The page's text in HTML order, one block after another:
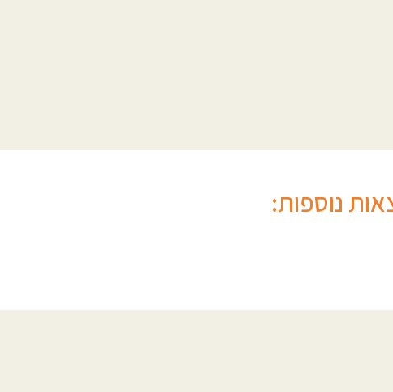
נוספות: